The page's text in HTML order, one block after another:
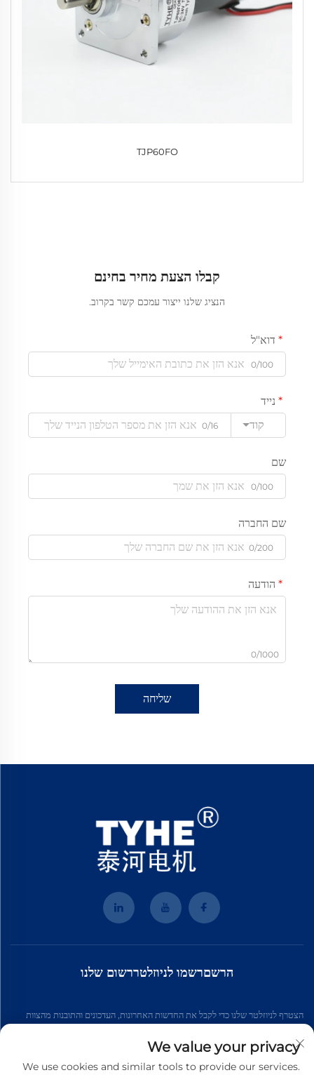
TJP60FO
קבלו הצעת מחיר בחינם
הנציג שלנו ייצור עמכם קשר בקרוב.
דוא"ל
0/100
נייד
קוד
0/16
שם
0/100
שם החברה
0/200
הודעה
0/1000
שליחה
הרשםרשמו לניוזלטררשום שלנו
הצטרף לניוזלטר שלנו כדי לקבל את החדשות האחרונות, העדכונים והתובנות מהצוות
שלנו.
We value your privacy
We use cookies and similar tools to provide our services.